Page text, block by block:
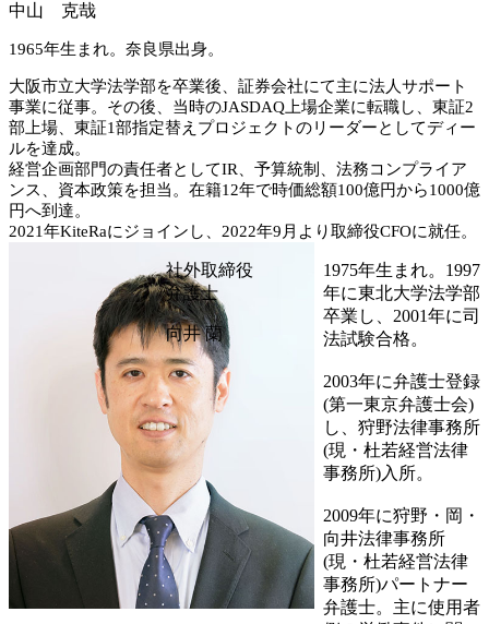
中山 克哉
1965年生まれ。奈良県出身。
大阪市立大学法学部を卒業後、証券会社にて主に法人サポート
事業に従事。その後、当時のJASDAQ上場企業に転職し、東証2
部上場、東証1部指定替えプロジェクトのリーダーとしてディー
ルを達成。
経営企画部門の責任者としてIR、予算統制、法務コンプライア
ンス、資本政策を担当。在籍12年で時価総額100億円から1000億
円へ到達。
2021年KiteRaにジョインし、2022年9月より取締役CFOに就任。
社外取締役
弁護士
向井 蘭
1975年生まれ。1997
年に東北大学法学部
卒業し、2001年に司
法試験合格。
2003年に弁護士登録
(第一東京弁護士会)
し、狩野法律事務所
(現・杜若経営法律
事務所)入所。
2009年に狩野・岡・
向井法律事務所
(現・杜若経営法律
事務所)パートナー
弁護士。主に使用者